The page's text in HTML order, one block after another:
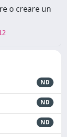
o creare un
ND
ND
ND